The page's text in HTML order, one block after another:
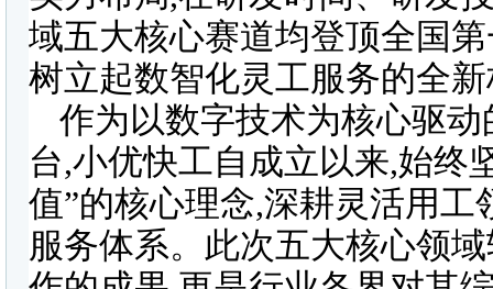
域五大核心赛道均登顶全国
树立起数智化灵工服务的全
作为以数字技术为核心驱
台,小优快工自成立以来,始终
值”的核心理念,深耕灵活用
服务体系。此次五大核心领